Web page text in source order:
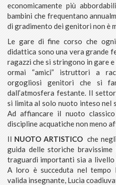
economicamente più
bambini che frequentano
di gradimento dei genitori non è
Le gare di fine corso che
didattica sono una vera grande
ragazzi che si stringono in gare
ormai “amici” istruttori a
orgogliosi genitori che si
dall’atmosfera festante. Il
si limita al solo nuoto inteso nel
Ad affiancare il nuoto
discipline acquatiche non meno
Il NUOTO ARTISTICOche
guida delle storiche
traguardi importanti sia a livello
A loro è succeduta nel tempo
valida insegnante, Lucia